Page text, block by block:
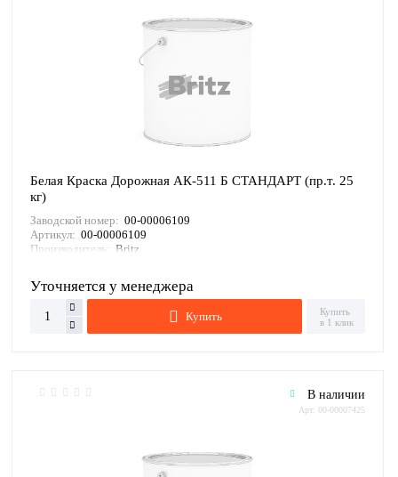
Белая Краска Дорожная АК-511 Б СТАНДАРТ (пр.т. 25
кг)
Заводской номер: 00-00006109
Артикул: 00-00006109
Производитель: Britz
Уточняется у менеджера
Купить
Купить
в 1 клик
В наличии
Арт: 00-00007425